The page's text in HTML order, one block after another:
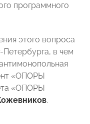
программного
этого вопроса
в чем
«ОПОРЫ
«ОПОРЫ
.